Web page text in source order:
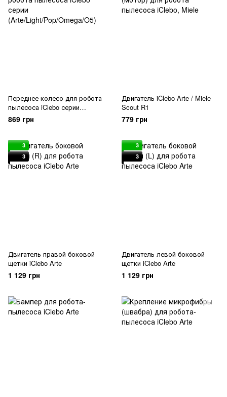
Переднее колесо для робота
пылесоса iClebo серии
(Arte/Light/Pop/Omega/O5)
869 грн
Двигатель iClebo Arte / Miele
Scout R1
779 грн
3
3
Двигатель правой боковой
щетки iClebo Arte
1 129 грн
3
3
Двигатель левой боковой
щетки iClebo Arte
1 129 грн